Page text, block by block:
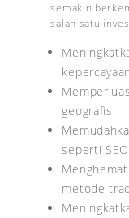
semakin
salah satu
geografis.
seperti
metode